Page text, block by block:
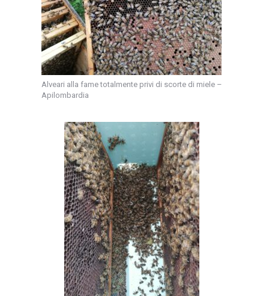
Alveari alla fame totalmente privi di scorte di miele –
Apilombardia